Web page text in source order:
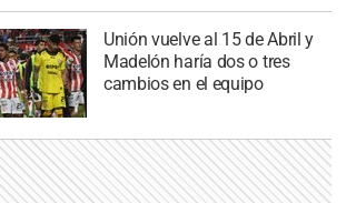
Unión vuelve al 15 de Abril y
Madelón haría dos o tres
cambios en el equipo